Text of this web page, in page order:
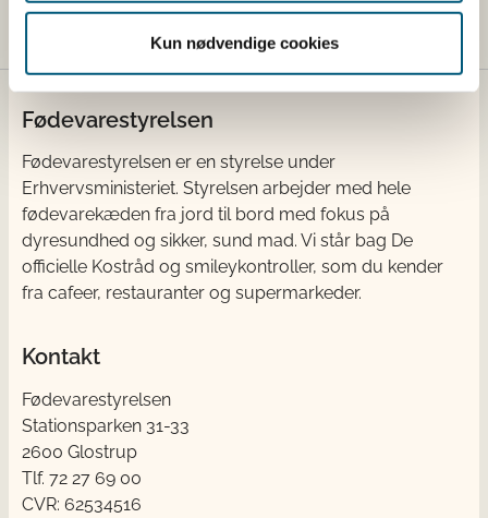
Kun nødvendige cookies
Fødevarestyrelsen
Fødevarestyrelsen er en styrelse under
Erhvervsministeriet. Styrelsen arbejder med hele
fødevarekæden fra jord til bord med fokus på
dyresundhed og sikker, sund mad. Vi står bag De
officielle Kostråd og smileykontroller, som du kender
fra cafeer, restauranter og supermarkeder.
Kontakt
Fødevarestyrelsen
Stationsparken 31-33
2600 Glostrup
Tlf. 72 2​​​7 69 00
CVR: 62534516